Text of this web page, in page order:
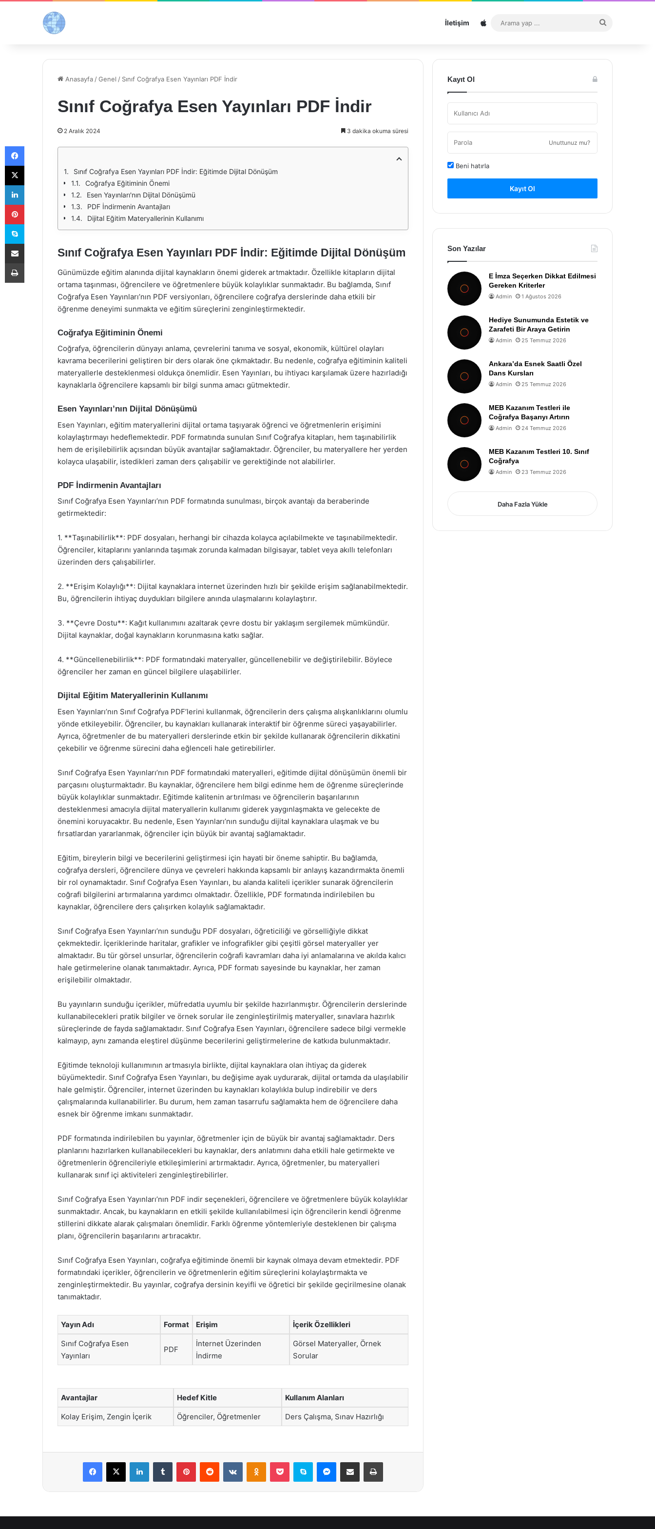
İletişim Sitemap
...
Anasayfa /Genel / Sınıf Coğrafya Esen Yayınları PDF İndir
Sınıf Coğrafya Esen Yayınları PDF İndir
2 Aralık 2024 3 dakika okuma süresi
Sınıf Coğrafya Esen Yayınları PDF İndir: Eğitimde Dijital Dönüşüm
Coğrafya Eğitiminin Önemi
Esen Yayınları'nın Dijital Dönüşümü
PDF İndirmenin Avantajları
Dijital Eğitim Materyallerinin Kullanımı
Sınıf Coğrafya Esen Yayınları PDF İndir: Eğitimde Dijital Dönüşüm
Günümüzde eğitim alanında dijital kaynakların önemi giderek artmaktadır. Özellikle kitapların dijital
ortama taşınması, öğrencilere ve öğretmenlere büyük kolaylıklar sunmaktadır. Bu bağlamda, Sınıf
Coğrafya Esen Yayınları’nın PDF versiyonları, öğrencilere coğrafya derslerinde daha etkili bir
öğrenme deneyimi sunmakta ve eğitim süreçlerini zenginleştirmektedir.
Coğrafya Eğitiminin Önemi
Coğrafya, öğrencilerin dünyayı anlama, çevrelerini tanıma ve sosyal, ekonomik, kültürel olayları
kavrama becerilerini geliştiren bir ders olarak öne çıkmaktadır. Bu nedenle, coğrafya eğitiminin kaliteli
materyallerle desteklenmesi oldukça önemlidir. Esen Yayınları, bu ihtiyacı karşılamak üzere hazırladığı
kaynaklarla öğrencilere kapsamlı bir bilgi sunma amacı gütmektedir.
Esen Yayınları’nın Dijital Dönüşümü
Esen Yayınları, eğitim materyallerini dijital ortama taşıyarak öğrenci ve öğretmenlerin erişimini
kolaylaştırmayı hedeflemektedir. PDF formatında sunulan Sınıf Coğrafya kitapları, hem taşınabilirlik
hem de erişilebilirlik açısından büyük avantajlar sağlamaktadır. Öğrenciler, bu materyallere her yerden
kolayca ulaşabilir, istedikleri zaman ders çalışabilir ve gerektiğinde not alabilirler.
PDF İndirmenin Avantajları
Sınıf Coğrafya Esen Yayınları’nın PDF formatında sunulması, birçok avantajı da beraberinde
getirmektedir:
1. **Taşınabilirlik**: PDF dosyaları, herhangi bir cihazda kolayca açılabilmekte ve taşınabilmektedir.
Öğrenciler, kitaplarını yanlarında taşımak zorunda kalmadan bilgisayar, tablet veya akıllı telefonları
üzerinden ders çalışabilirler.
2. **Erişim Kolaylığı**: Dijital kaynaklara internet üzerinden hızlı bir şekilde erişim sağlanabilmektedir.
Bu, öğrencilerin ihtiyaç duydukları bilgilere anında ulaşmalarını kolaylaştırır.
3. **Çevre Dostu**: Kağıt kullanımını azaltarak çevre dostu bir yaklaşım sergilemek mümkündür.
Dijital kaynaklar, doğal kaynakların korunmasına katkı sağlar.
4. **Güncellenebilirlik**: PDF formatındaki materyaller, güncellenebilir ve değiştirilebilir. Böylece
öğrenciler her zaman en güncel bilgilere ulaşabilirler.
Dijital Eğitim Materyallerinin Kullanımı
Esen Yayınları’nın Sınıf Coğrafya PDF’lerini kullanmak, öğrencilerin ders çalışma alışkanlıklarını olumlu
yönde etkileyebilir. Öğrenciler, bu kaynakları kullanarak interaktif bir öğrenme süreci yaşayabilirler.
Ayrıca, öğretmenler de bu materyalleri derslerinde etkin bir şekilde kullanarak öğrencilerin dikkatini
çekebilir ve öğrenme sürecini daha eğlenceli hale getirebilirler.
Sınıf Coğrafya Esen Yayınları’nın PDF formatındaki materyalleri, eğitimde dijital dönüşümün önemli bir
parçasını oluşturmaktadır. Bu kaynaklar, öğrencilere hem bilgi edinme hem de öğrenme süreçlerinde
büyük kolaylıklar sunmaktadır. Eğitimde kalitenin artırılması ve öğrencilerin başarılarının
desteklenmesi amacıyla dijital materyallerin kullanımı giderek yaygınlaşmakta ve gelecekte de
önemini koruyacaktır. Bu nedenle, Esen Yayınları’nın sunduğu dijital kaynaklara ulaşmak ve bu
fırsatlardan yararlanmak, öğrenciler için büyük bir avantaj sağlamaktadır.
Eğitim, bireylerin bilgi ve becerilerini geliştirmesi için hayati bir öneme sahiptir. Bu bağlamda,
coğrafya dersleri, öğrencilere dünya ve çevreleri hakkında kapsamlı bir anlayış kazandırmakta önemli
bir rol oynamaktadır. Sınıf Coğrafya Esen Yayınları, bu alanda kaliteli içerikler sunarak öğrencilerin
coğrafi bilgilerini artırmalarına yardımcı olmaktadır. Özellikle, PDF formatında indirilebilen bu
kaynaklar, öğrencilere ders çalışırken kolaylık sağlamaktadır.
Sınıf Coğrafya Esen Yayınları’nın sunduğu PDF dosyaları, öğreticiliği ve görselliğiyle dikkat
çekmektedir. İçeriklerinde haritalar, grafikler ve infografikler gibi çeşitli görsel materyaller yer
almaktadır. Bu tür görsel unsurlar, öğrencilerin coğrafi kavramları daha iyi anlamalarına ve akılda kalıcı
hale getirmelerine olanak tanımaktadır. Ayrıca, PDF formatı sayesinde bu kaynaklar, her zaman
erişilebilir olmaktadır.
Bu yayınların sunduğu içerikler, müfredatla uyumlu bir şekilde hazırlanmıştır. Öğrencilerin derslerinde
kullanabilecekleri pratik bilgiler ve örnek sorular ile zenginleştirilmiş materyaller, sınavlara hazırlık
süreçlerinde de fayda sağlamaktadır. Sınıf Coğrafya Esen Yayınları, öğrencilere sadece bilgi vermekle
kalmayıp, aynı zamanda eleştirel düşünme becerilerini geliştirmelerine de katkıda bulunmaktadır.
Eğitimde teknoloji kullanımının artmasıyla birlikte, dijital kaynaklara olan ihtiyaç da giderek
büyümektedir. Sınıf Coğrafya Esen Yayınları, bu değişime ayak uydurarak, dijital ortamda da ulaşılabilir
hale gelmiştir. Öğrenciler, internet üzerinden bu kaynakları kolaylıkla bulup indirebilir ve ders
çalışmalarında kullanabilirler. Bu durum, hem zaman tasarrufu sağlamakta hem de öğrencilere daha
esnek bir öğrenme imkanı sunmaktadır.
PDF formatında indirilebilen bu yayınlar, öğretmenler için de büyük bir avantaj sağlamaktadır. Ders
planlarını hazırlarken kullanabilecekleri bu kaynaklar, ders anlatımını daha etkili hale getirmekte ve
öğretmenlerin öğrencileriyle etkileşimlerini artırmaktadır. Ayrıca, öğretmenler, bu materyalleri
kullanarak sınıf içi aktiviteleri zenginleştirebilirler.
Sınıf Coğrafya Esen Yayınları’nın PDF indir seçenekleri, öğrencilere ve öğretmenlere büyük kolaylıklar
sunmaktadır. Ancak, bu kaynakların en etkili şekilde kullanılabilmesi için öğrencilerin kendi öğrenme
stillerini dikkate alarak çalışmaları önemlidir. Farklı öğrenme yöntemleriyle desteklenen bir çalışma
planı, öğrencilerin başarılarını artıracaktır.
Sınıf Coğrafya Esen Yayınları, coğrafya eğitiminde önemli bir kaynak olmaya devam etmektedir. PDF
formatındaki içerikler, öğrencilerin ve öğretmenlerin eğitim süreçlerini kolaylaştırmakta ve
zenginleştirmektedir. Bu yayınlar, coğrafya dersinin keyifli ve öğretici bir şekilde geçirilmesine olanak
tanımaktadır.
Yayın Adı Format Erişim İçerik Özellikleri
Sınıf Coğrafya Esen
Yayınları
PDF
İnternet Üzerinden
İndirme
Görsel Materyaller, Örnek
Sorular
Avantajlar Hedef Kitle Kullanım Alanları
Kolay Erişim, Zengin İçerik Öğrenciler, Öğretmenler Ders Çalışma, Sınav Hazırlığı
Facebook
X LinkedInTumblr PinterestReddit VKontakteOdnoklassniki
Pocket Skype Messenger
E-Posta ile paylaş Yazdır
Kayıt Ol
Unuttunuz mu?
Beni hatırla
Kayıt Ol
Son Yazılar
E İmza Seçerken Dikkat Edilmesi
Gereken Kriterler
Admin 1 Ağustos 2026
Hediye Sunumunda Estetik ve
Zarafeti Bir Araya Getirin
Admin 25 Temmuz 2026
Ankara’da Esnek Saatli Özel
Dans Kursları
Admin 25 Temmuz 2026
MEB Kazanım Testleri ile
Coğrafya Başarıyı Artırın
Admin 24 Temmuz 2026
MEB Kazanım Testleri 10. Sınıf
Coğrafya
Admin 23 Temmuz 2026
Daha Fazla Yükle
Facebook
X
LinkedIn
Pinterest
Skype
E-Posta ile paylaş